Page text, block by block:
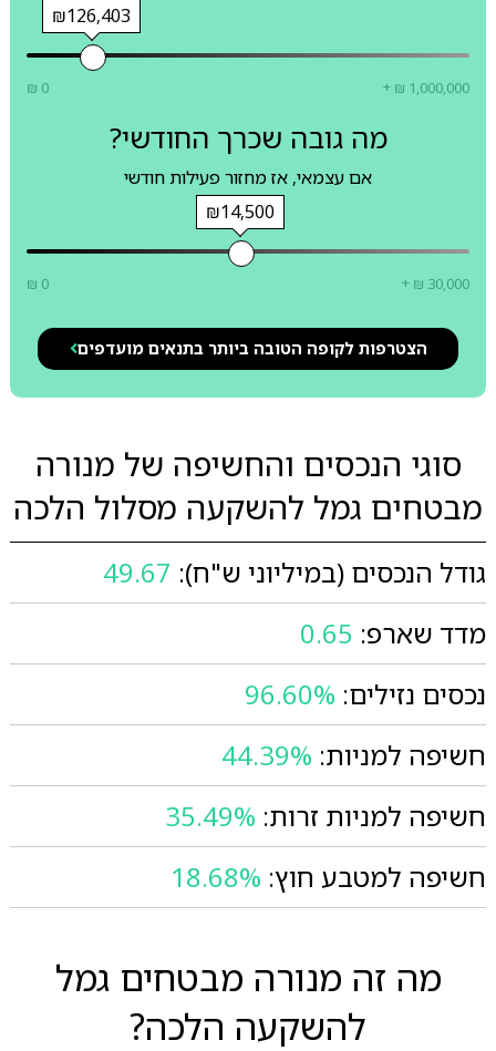
₪126,403
₪ 0 + ₪ 1,000,000
מה גובה שכרך החודשי?
אם עצמאי, אז מחזור פעילות חודשי
₪14,500
₪ 0 + ₪ 30,000
הצטרפות לקופה הטובה ביותר בתנאים מועדפים
סוגי הנכסים והחשיפה של מנורה
מבטחים גמל להשקעה מסלול הלכה
גודל הנכסים (במיליוני ש"ח): 49.67
מדד שארפ: 0.65
נכסים נזילים: 96.60%
חשיפה למניות: 44.39%
חשיפה למניות זרות: 35.49%
חשיפה למטבע חוץ: 18.68%
מה זה מנורה מבטחים גמל
להשקעה הלכה?